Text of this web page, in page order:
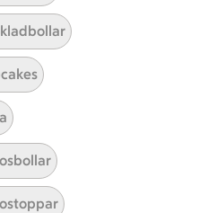
kommentarer
betor och kål samt